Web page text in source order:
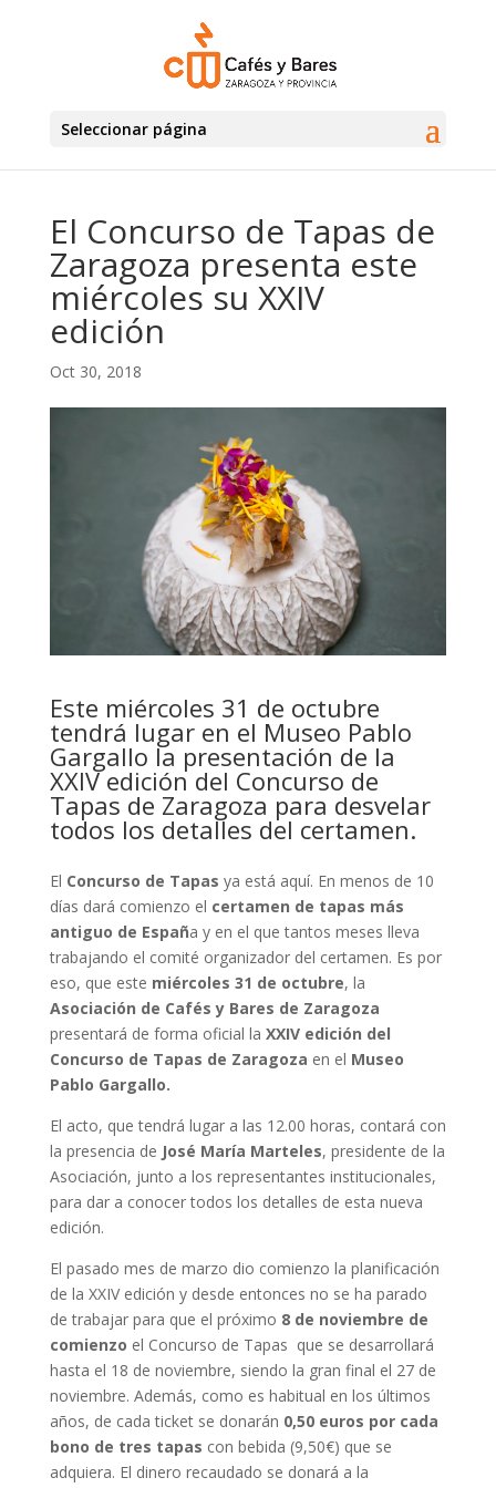
Seleccionar página
El Concurso de Tapas de
Zaragoza presenta este
miércoles su XXIV
edición
Oct 30, 2018
Este miércoles 31 de octubre
tendrá lugar en el Museo Pablo
Gargallo la presentación de la
XXIV edición del Concurso de
Tapas de Zaragoza para desvelar
todos los detalles del certamen.
El Concurso de Tapas ya está aquí. En menos de 10
días dará comienzo el certamen de tapas más
antiguo de España y en el que tantos meses lleva
trabajando el comité organizador del certamen. Es por
eso, que este miércoles 31 de octubre, la
Asociación de Cafés y Bares de Zaragoza
presentará de forma oficial la XXIV edición del
Concurso de Tapas de Zaragoza en el Museo
Pablo Gargallo.
El acto, que tendrá lugar a las 12.00 horas, contará con
la presencia de José María Marteles, presidente de la
Asociación, junto a los representantes institucionales,
para dar a conocer todos los detalles de esta nueva
edición.
El pasado mes de marzo dio comienzo la planificación
de la XXIV edición y desde entonces no se ha parado
de trabajar para que el próximo 8 de noviembre de
comienzo el Concurso de Tapas que se desarrollará
hasta el 18 de noviembre, siendo la gran final el 27 de
noviembre. Además, como es habitual en los últimos
años, de cada ticket se donarán 0,50 euros por cada
bono de tres tapas con bebida (9,50€) que se
adquiera. El dinero recaudado se donará a la